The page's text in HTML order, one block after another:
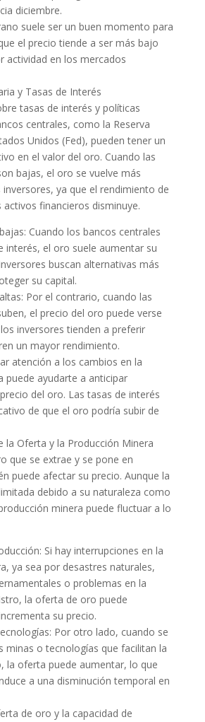
diciembre.
suele ser un buen momento para
el precio tiende a ser más bajo
actividad en los mercados
y Tasas de Interés
tasas de interés y políticas
centrales, como la Reserva
Unidos (Fed), pueden tener un
en el valor del oro. Cuando las
bajas, el oro se vuelve más
ya que el rendimiento de
financieros disminuye.
Cuando los bancos centrales
interés, el oro suele aumentar su
buscan alternativas más
su capital.
Por el contrario, cuando las
el precio del oro puede verse
inversores tienden a preferir
un mayor rendimiento.
atención a los cambios en la
puede ayudarte a anticipar
del oro. Las tasas de interés
de que el oro podría subir de
la Oferta y la Producción Minera
que se extrae y se pone en
puede afectar su precio. Aunque la
debido a su naturaleza como
minera puede fluctuar a lo
Si hay interrupciones en la
ya sea por desastres naturales,
o problemas en la
la oferta de oro puede
su precio.
Por otro lado, cuando se
minas o tecnologías que facilitan la
la oferta puede aumentar, lo que
a una disminución temporal en
de oro y la capacidad de